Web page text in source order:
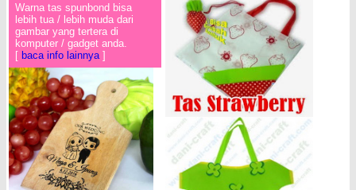
Warna tas spunbond bisa
lebih tua / lebih muda dari
gambar yang tertera di
komputer / gadget anda.
[ baca info lainnya ]